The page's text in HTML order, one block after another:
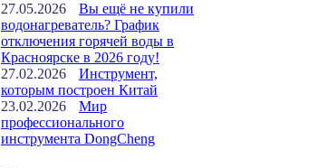
27.05.2026
Вы ещё не купили
водонагреватель? График
отключения горячей воды в
Красноярске в 2026 году!
27.02.2026
Инструмент,
которым построен Китай
23.02.2026
Мир
профессионального
инструмента DongCheng